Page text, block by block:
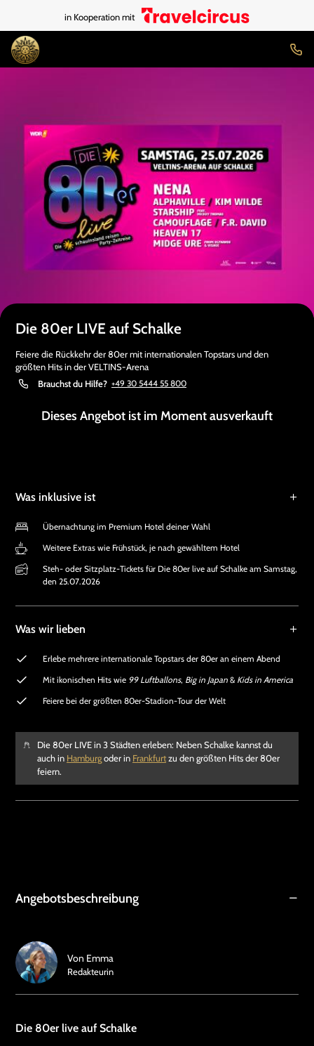
in Kooperation mit
Die 80er LIVE auf Schalke
Feiere die Rückkehr der 80er mit internationalen Topstars und den
größten Hits in der VELTINS-Arena
Brauchst du Hilfe? +49 30 5444 55 800
Dieses Angebot ist im Moment ausverkauft
Was inklusive ist
Übernachtung im Premium Hotel deiner Wahl
Weitere Extras wie Frühstück, je nach gewähltem Hotel
Steh- oder Sitzplatz-Tickets für Die 80er live auf Schalke am Samstag,
den 25.07.2026
Was wir lieben
Erlebe mehrere internationale Topstars der 80er an einem Abend
Mit ikonischen Hits wie 99 Luftballons, Big in Japan & Kids in America
Feiere bei der größten 80er-Stadion-Tour der Welt
Die 80er LIVE in 3 Städten erleben: Neben Schalke kannst du
auch in Hamburgoder in Frankfurtzu den größten Hits der 80er
feiern.
Angebotsbeschreibung
Die 80er live auf Schalke
Von Emma
Redakteurin